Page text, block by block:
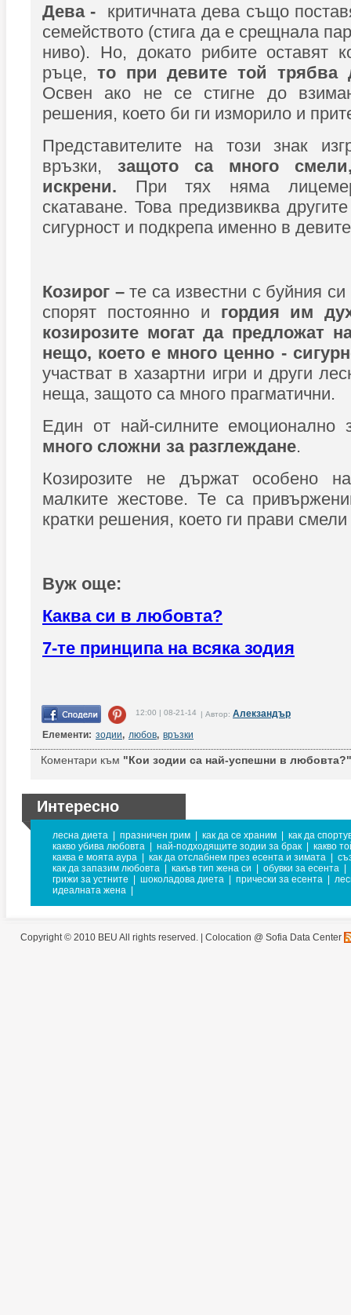
Дева - критичната дева също
семейството (стига да е срещнала
ниво). Но, докато рибите оставят
ръце, то при девите той трябва
Освен ако не се стигне до
решения, което би ги изморило и
Представителите на този знак
връзки, защото са много
искрени. При тях няма
скатаване. Това предизвиква
сигурност и подкрепа именно в
Козирог –те са известни с буйния
спорят постоянно и гордия им
козирозите могат да предложат
нещо, което е много ценно -
участват в хазартни игри и други
неща, защото са много прагматични.
Един от най-силните емоционално
много сложни за разглеждане.
Козирозите не държат особено
малките жестове. Те са
кратки решения, което ги прави
Вуж още:
Каква си в любовта?
7-те принципа на всяка зодия
12:00 | 08-21-14 | Автор: Алекзандър
Елементи: зодии, любов, връзки
Коментари към "Кои зодии са най-успешни в
Интересно
лесна диета празничен грим как да се храним
как да
какво убива любовта
най-подходящите зодии за брак
какво
каква е моята аура
как да отслабнем през есента и зимата
как да запазим любовта
какъв тип жена си обувки за есента
грижи за устните
шоколадова диета прически за есента
идеалната жена
Copyright © 2010 BEU All rights reserved. | Colocation @ Sofia Data Center